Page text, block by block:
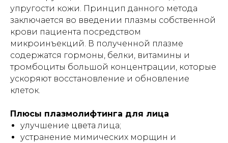
упругости кожи. Принцип данного метода
заключается во введении плазмы собственной
крови пациента посредством
микроинъекций. В полученной плазме
содержатся гормоны, белки, витамины и
тромбоциты большой концентрации, которые
ускоряют восстановление и обновление
клеток.
Плюсы плазмолифтинга для лица
улучшение цвета лица;
устранение мимических морщин и